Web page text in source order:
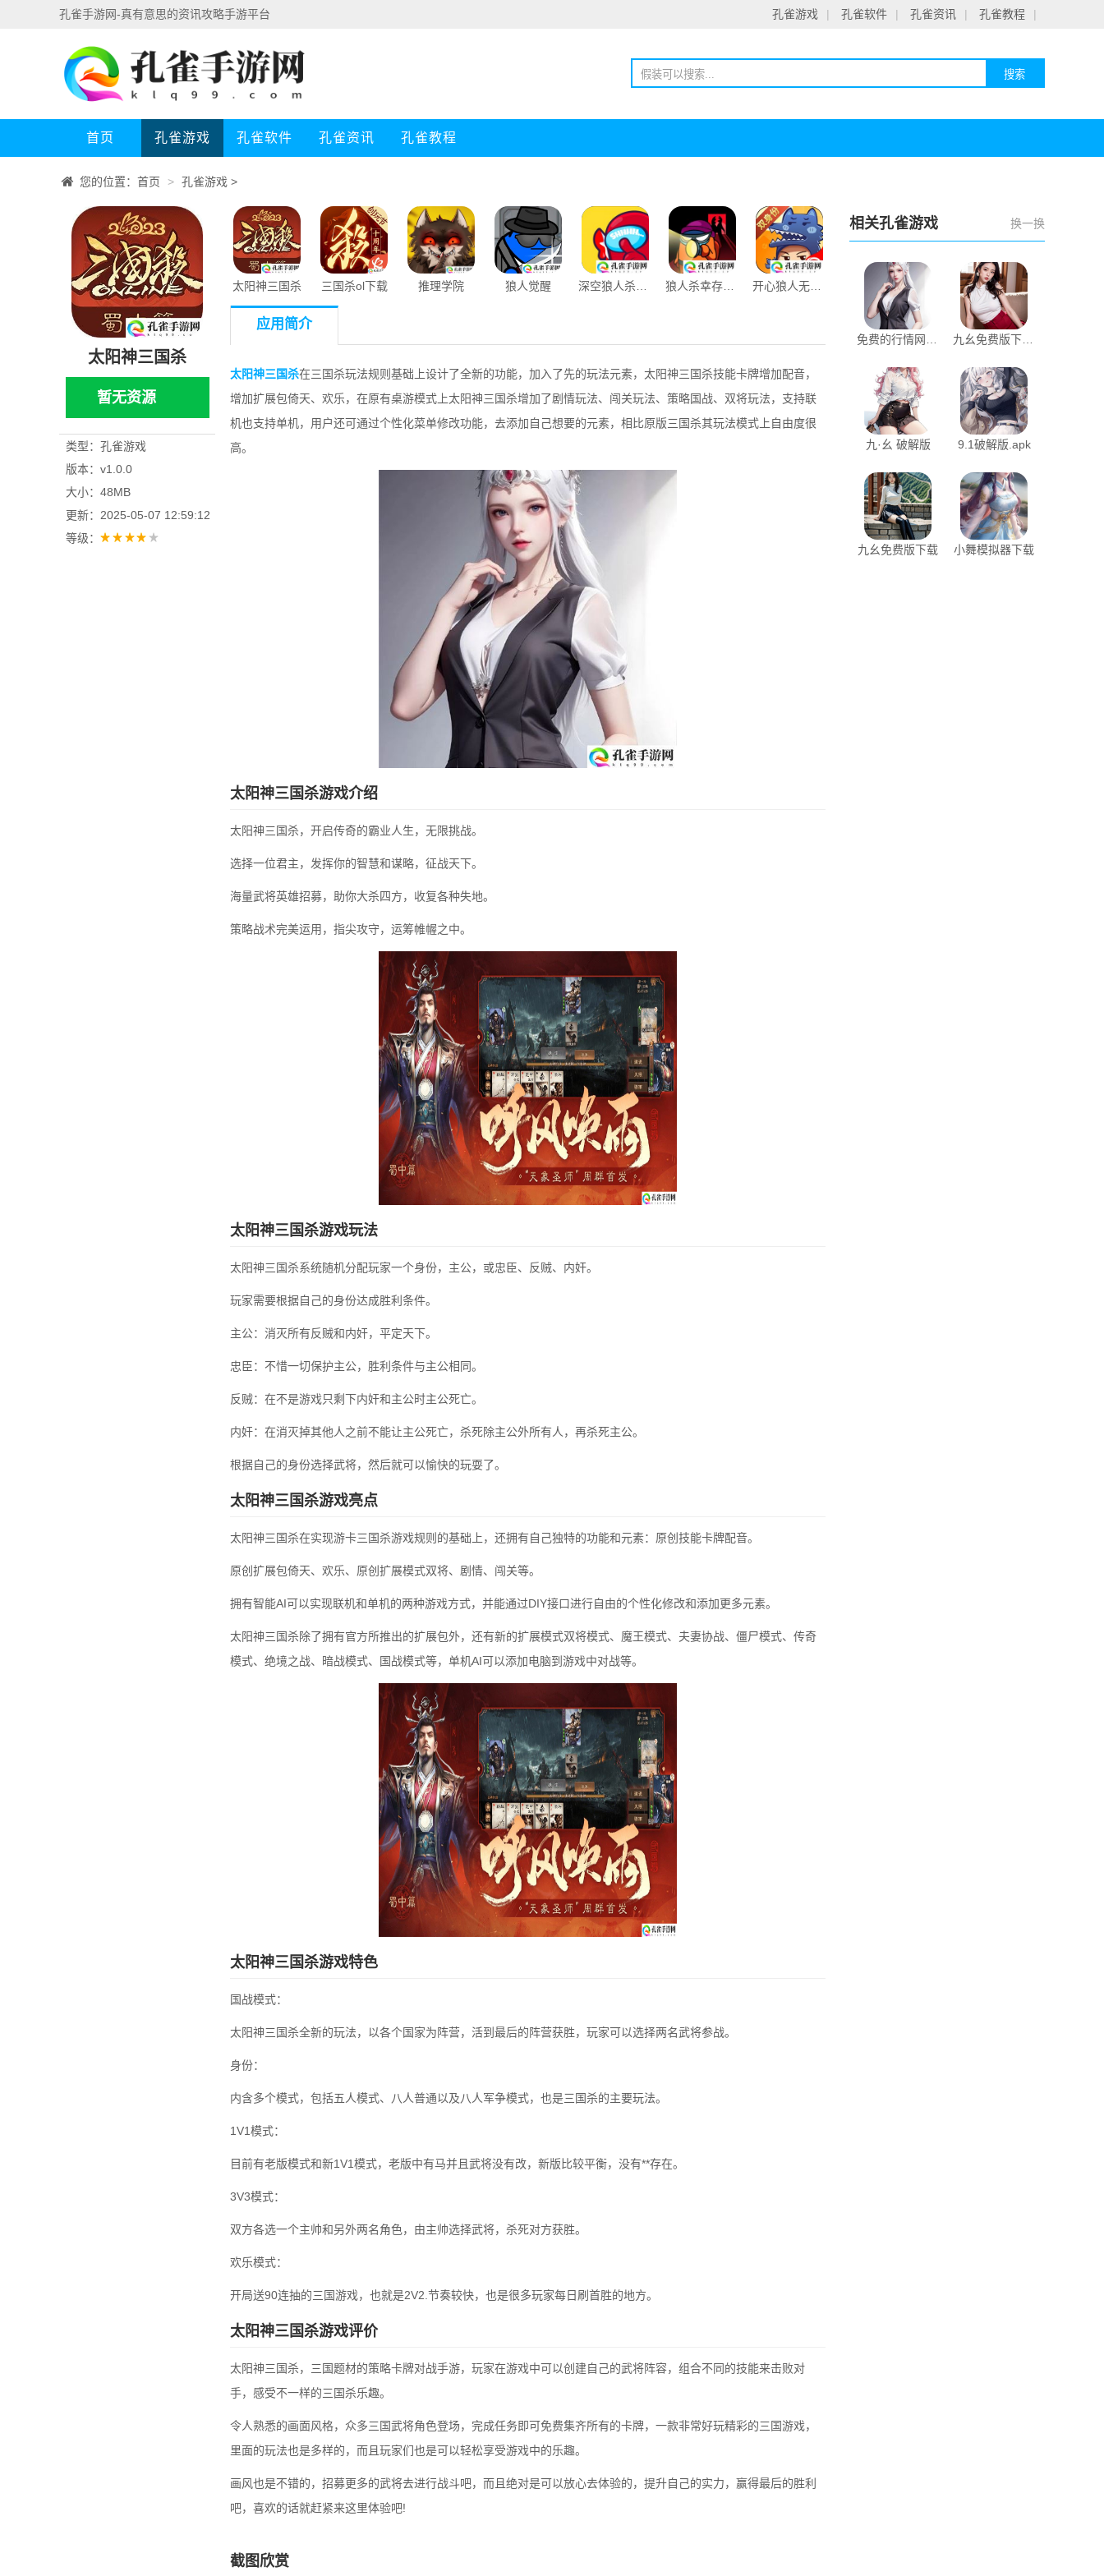
孔雀手游网-真有意思的资讯攻略手游平台 孔雀游戏 | 孔雀软件 | 孔雀资讯 | 孔雀教程 |
首页 孔雀游戏 孔雀软件 孔雀资讯 孔雀教程
您的位置： 首页 > 孔雀游戏 >
太阳神三国杀
暂无资源
类型：孔雀游戏
版本：v1.0.0
大小：48MB
更新：2025-05-07 12:59:12
等级：
太阳神三国杀 三国杀ol下载 推理学院 狼人觉醒
应用简介
太阳神三国杀在三国杀玩法规则基础上设计了全新的功能，加入了先的玩法元素，太阳神三国杀技能卡牌增加配音，
增加扩展包倚天、欢乐，在原有桌游模式上太阳神三国杀增加了剧情玩法、闯关玩法、策略国战、双将玩法，支持联
机也支持单机，用户还可通过个性化菜单修改功能，去添加自己想要的元素，相比原版三国杀其玩法模式上自由度很
高。
太阳神三国杀游戏介绍
太阳神三国杀，开启传奇的霸业人生，无限挑战。
选择一位君主，发挥你的智慧和谋略，征战天下。
海量武将英雄招募，助你大杀四方，收复各种失地。
策略战术完美运用，指尖攻守，运筹帷幄之中。
太阳神三国杀游戏玩法
太阳神三国杀系统随机分配玩家一个身份，主公，或忠臣、反贼、内奸。
玩家需要根据自己的身份达成胜利条件。
主公：消灭所有反贼和内奸，平定天下。
忠臣：不惜一切保护主公，胜利条件与主公相同。
反贼：在不是游戏只剩下内奸和主公时主公死亡。
内奸：在消灭掉其他人之前不能让主公死亡，杀死除主公外所有人，再杀死主公。
根据自己的身份选择武将，然后就可以愉快的玩耍了。
太阳神三国杀游戏亮点
太阳神三国杀在实现游卡三国杀游戏规则的基础上，还拥有自己独特的功能和元素：原创技能卡牌配音。
原创扩展包倚天、欢乐、原创扩展模式双将、剧情、闯关等。
拥有智能AI可以实现联机和单机的两种游戏方式，并能通过DIY接口进行自由的个性化修改和添加更多元素。
太阳神三国杀除了拥有官方所推出的扩展包外，还有新的扩展模式双将模式、魔王模式、夫妻协战、僵尸模式、传奇
模式、绝境之战、暗战模式、国战模式等，单机AI可以添加电脑到游戏中对战等。
太阳神三国杀游戏特色
国战模式：
太阳神三国杀全新的玩法，以各个国家为阵营，活到最后的阵营获胜，玩家可以选择两名武将参战。
身份：
内含多个模式，包括五人模式、八人普通以及八人军争模式，也是三国杀的主要玩法。
1V1模式：
目前有老版模式和新1V1模式，老版中有马并且武将没有改，新版比较平衡，没有**存在。
3V3模式：
双方各选一个主帅和另外两名角色，由主帅选择武将，杀死对方获胜。
欢乐模式：
开局送90连抽的三国游戏，也就是2V2.节奏较快，也是很多玩家每日刷首胜的地方。
太阳神三国杀游戏评价
太阳神三国杀，三国题材的策略卡牌对战手游，玩家在游戏中可以创建自己的武将阵容，组合不同的技能来击败对
手，感受不一样的三国杀乐趣。
令人熟悉的画面风格，众多三国武将角色登场，完成任务即可免费集齐所有的卡牌，一款非常好玩精彩的三国游戏，
里面的玩法也是多样的，而且玩家们也是可以轻松享受游戏中的乐趣。
画风也是不错的，招募更多的武将去进行战斗吧，而且绝对是可以放心去体验的，提升自己的实力，赢得最后的胜利
吧，喜欢的话就赶紧来这里体验吧!
截图欣赏
相关孔雀游戏 换一换
九·幺 破解版 9.1破解版.apk
九幺免费版下载 小舞模拟器下载